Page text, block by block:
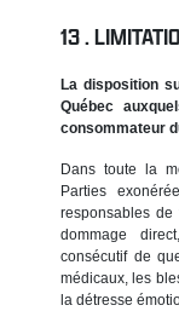
La disposition
Québec
consommateur
Dans toute la
Parties
responsables
dommage
consécutif de
médicaux, les
la détresse